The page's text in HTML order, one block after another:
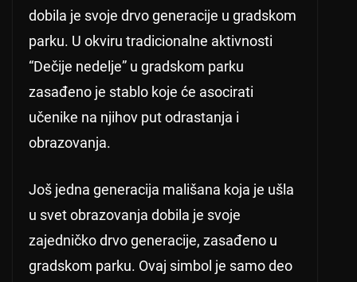
dobila je svoje drvo generacije u gradskom
parku. U okviru tradicionalne aktivnosti
“Dečije nedelje” u gradskom parku
zasađeno je stablo koje će asocirati
učenike na njihov put odrastanja i
obrazovanja.
Još jedna generacija mališana koja je ušla
u svet obrazovanja dobila je svoje
zajedničko drvo generacije, zasađeno u
gradskom parku. Ovaj simbol je samo deo